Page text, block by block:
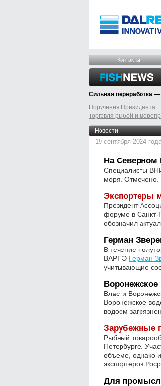
Контакты
Сильная переработка —
Поручения Президента
Торговля рыбой и
Новости
19 сентября 2024 года
На Северном
Специалисты
моря. Отмечено,
Экспортеры
Президент
форуме в Санкт-
обозначил
Герман
В течение
ВАРПЭ Герман
учитывающие
Власти
Воронежское
водоем
Зарубежные
Рыбный
Петербурге.
объеме, однако
экспортеров
Для